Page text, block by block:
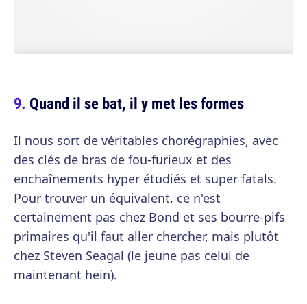
Quand il se bat, il y met les formes
Il nous sort de véritables chorégraphies, avec
des clés de bras de fou-furieux et des
enchaînements hyper étudiés et super fatals.
Pour trouver un équivalent, ce n'est
certainement pas chez Bond et ses bourre-pifs
primaires qu'il faut aller chercher, mais plutôt
chez Steven Seagal (le jeune pas celui de
maintenant hein).